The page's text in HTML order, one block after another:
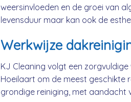
weersinvloeden en de groei van
levensduur maar kan ook de
Werkwijze
KJ Cleaning volgt een
Hoeilaart om de meest geschikte
grondige reiniging, met aandacht